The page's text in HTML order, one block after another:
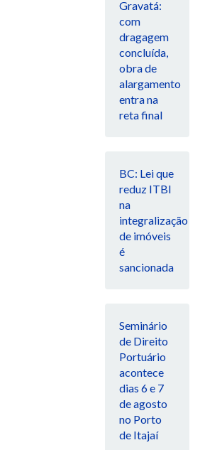
Gravatá:
com
dragagem
concluída,
obra de
alargamento
entra na
reta final
BC: Lei que
reduz ITBI
na
integralização
de imóveis
é
sancionada
Seminário
de Direito
Portuário
acontece
dias 6 e 7
de agosto
no Porto
de Itajaí